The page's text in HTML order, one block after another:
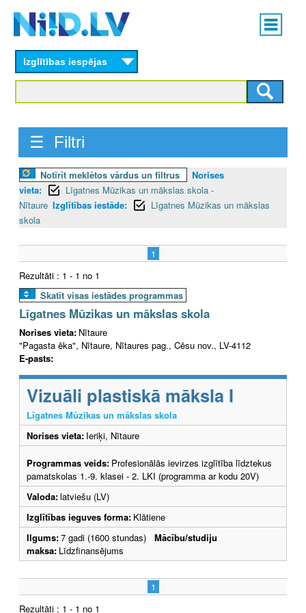
content
Main
menu
Izglītības iespējas
☰ Filtri
Notīrīt meklētos vārdus un filtrus
Norises
vieta:
Līgatnes Mūzikas un mākslas skola -
Nītaure Izglītības iestāde:
Līgatnes Mūzikas un mākslas
skola
1
Rezultāti : 1 - 1 no 1
Skatīt visas iestādes programmas
Līgatnes Mūzikas un mākslas skola
Norises vieta: Nītaure
"Pagasta ēka", Nītaure, Nītaures pag., Cēsu nov., LV-4112
E-pasts:
Vizuāli plastiskā māksla I
Līgatnes Mūzikas un mākslas skola
Norises vieta: Ieriķi, Nītaure
Programmas veids: Profesionālās ievirzes izglītība līdztekus
pamatskolas 1.-9. klasei - 2. LKI (programma ar kodu 20V)
Valoda:latviešu (LV)
Izglītības ieguves forma: Klātiene
Ilgums:7 gadi (1600 stundas) Mācību/studiju
maksa: Līdzfinansējums
1
Rezultāti : 1 - 1 no 1